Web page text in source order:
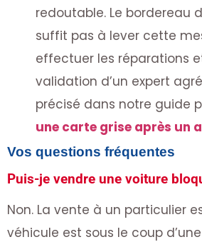
redoutable. Le bordereau
suffit pas à lever cette
effectuer les réparations
validation d’un expert
précisé dans notre guide
une carte grise après un
Vos questions fréquentes
Puis-je vendre une voiture
Non. La vente à un particulier
véhicule est sous le coup